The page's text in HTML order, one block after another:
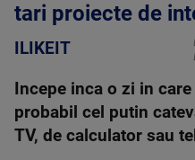
tari proiecte de
ILIKEIT
Incepe inca o zi in
probabil cel putin
TV, de calculator sau